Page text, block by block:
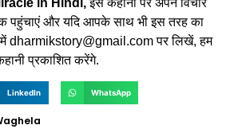
पहुंचाएं और यदि आपके साथ भी इस तरह का
dharmikstory@gmail.com पर लिखें, हम
प्रकाशित करेंगे.
LinkedIn WhatsApp